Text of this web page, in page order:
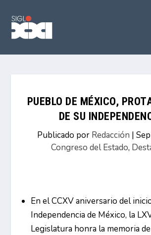
PUEBLO DE MÉXICO,
DE SU
Publicado por Redacción |
Congreso del Estado,
En el CCXV aniversario del
Independencia de México, la
Legislatura honra la memoria